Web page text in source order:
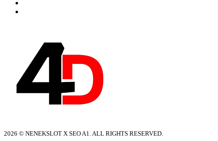
2026 © NENEKSLOT X SEO A1. ALL RIGHTS RESERVED.